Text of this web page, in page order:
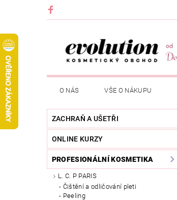
O NÁS VŠE O NÁKUPU
ZACHRAŇ A UŠETŘI
ONLINE KURZY
PROFESIONÁLNÍ KOSMETIKA
L. C. P PARIS
Čištění a odličování pleti
Peeling